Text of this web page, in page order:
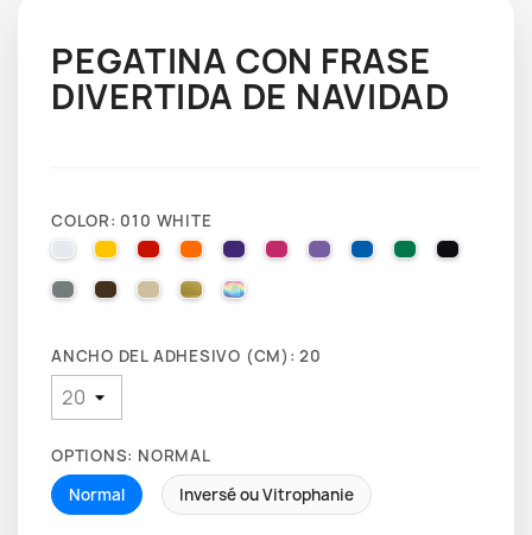
PEGATINA CON FRASE
DIVERTIDA DE NAVIDAD
COLOR: 010 WHITE
010 WHITE025 BRIMSTONE YELLOW
031 RED035 PASTEL ORANGE
040 VIOLET
041 PINK043 LAVENDER
051 GENTIAN BLUE
061 GREEN
070
071 GREY080 BROWN
082 BEIGE
091 GOLD000 HOLOGRAPHIQUE
ANCHO DEL ADHESIVO (CM): 20
OPTIONS: NORMAL
Normal
Inversé ou Vitrophanie